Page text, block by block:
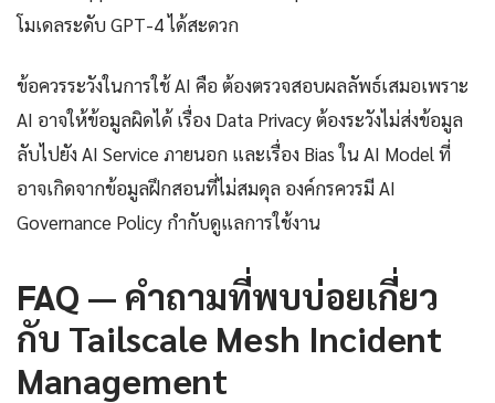
โมเดลระดับ GPT-4 ได้สะดวก
ข้อควรระวังในการใช้ AI คือ ต้องตรวจสอบผลลัพธ์เสมอเพราะ
AI อาจให้ข้อมูลผิดได้ เรื่อง Data Privacy ต้องระวังไม่ส่งข้อมูล
ลับไปยัง AI Service ภายนอก และเรื่อง Bias ใน AI Model ที่
อาจเกิดจากข้อมูลฝึกสอนที่ไม่สมดุล องค์กรควรมี AI
Governance Policy กำกับดูแลการใช้งาน
FAQ — คำถามที่พบบ่อยเกี่ยว
กับ Tailscale Mesh Incident
Management